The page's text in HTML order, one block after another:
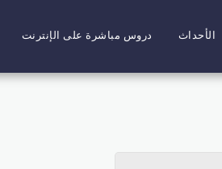
الأحداث دروس مباشرة على الإنترنت